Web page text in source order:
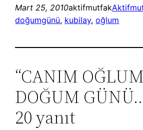
Mart 25, 2010aktifmutfak
doğumgünü, kubilay, oğlum
“CANIM
DOĞUM
20 yanıt